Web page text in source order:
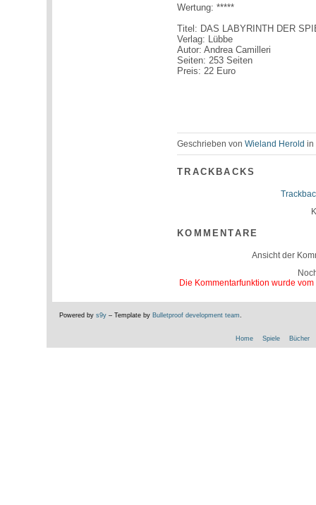
Wertung: *****
Titel: DAS LABYRINTH DER
Verlag: Lübbe
Autor: Andrea Camilleri
Seiten: 253 Seiten
Preis: 22 Euro
Geschrieben vonWieland Herold in
TRACKBACKS
KOMMENTARE
Ansicht der
Die Kommentarfunktion wurde
Powered by s9y– Template by Bulletproof development team
Home Spiele Bücher